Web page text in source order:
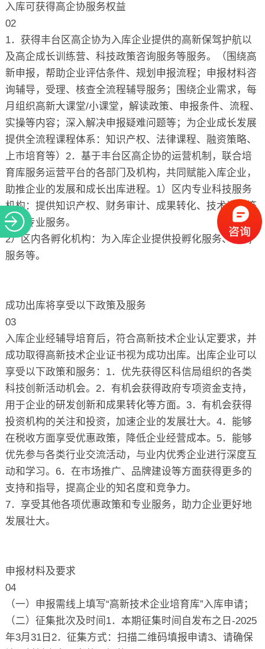
入库可获得高企协服务权益
02
1．获得丰台区高企协为入库企业提供的高新保驾护航以
及高企成长训练营、科技政策咨询服务等服务。（围绕高
新申报，帮助企业评估条件、规划申报流程；申报材料咨
询辅导，受理、核查全流程辅导服务；围绕企业需求，每
月组织高新大课堂/小课堂，解读政策、申报条件、流程、
实操等内容；深入解决申报疑难问题等；为企业成长发展
提供全流程课程体系：知识产权、法律课程、融资策略、
上市培育等）2．基于丰台区高企协的运营机制，联合培
育库服务运营平台的各部门及机构，共同赋能入库企业，
助推企业的发展和成长出库进程。1）区内专业科技服务
机构：提供知识产权、财务审计、成果转化、技术咨询等
相关专业服务。
2）区内各孵化机构：为入库企业提供投孵化服务、空间
服务等。
成功出库将享受以下政策及服务
03
入库企业经辅导培育后，符合高新技术企业认定要求，并
成功取得高新技术企业证书视为成功出库。出库企业可以
享受以下政策和服务：1．优先获得区科信局组织的各类
科技创新活动机会。2．有机会获得政府专项资金支持，
用于企业的研发创新和成果转化等方面。3．有机会获得
投资机构的关注和投资，加速企业的发展壮大。4．能够
在税收方面享受优惠政策，降低企业经营成本。5．能够
优先参与各类行业交流活动，与业内优秀企业进行深度互
动和学习。6．在市场推广、品牌建设等方面获得更多的
支持和指导，提高企业的知名度和竞争力。
7．享受其他各项优惠政策和专业服务，助力企业更好地
发展壮大。
申报材料及要求
04
（一）申报需线上填写“高新技术企业培育库”入库申请；
（二）征集批次及时间1．本期征集时间自发布之日-2025
年3月31日2．征集方式：扫描二维码填报申请3、请确保